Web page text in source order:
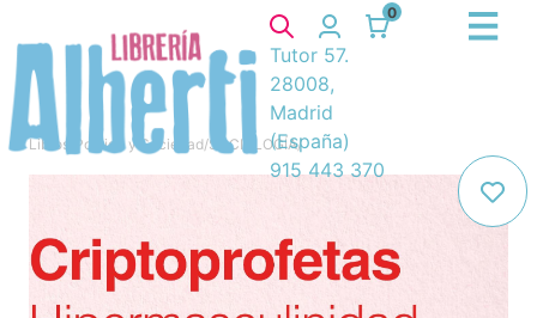
0
Tutor 57.
28008,
Madrid
(España)
915 443 370
Libros Política y Sociedad/SOCIOLOGÍA/